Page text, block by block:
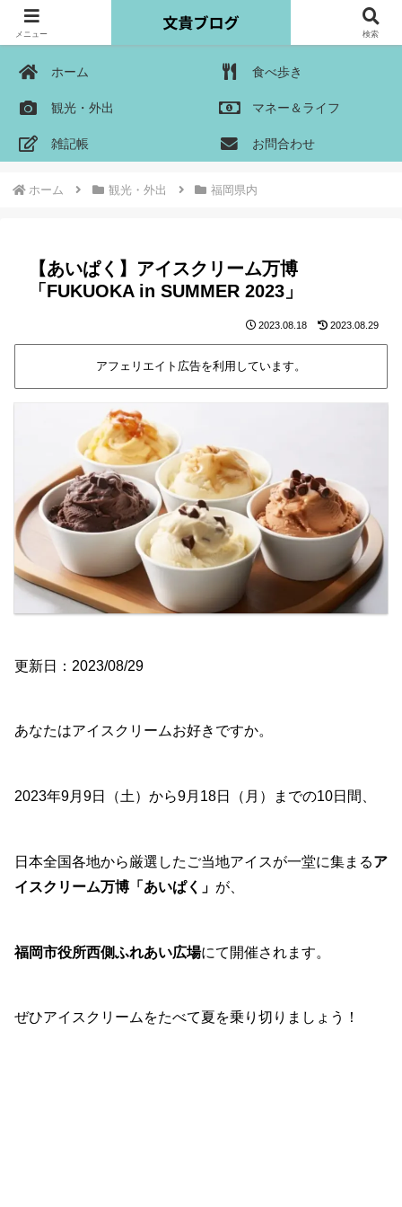
ホーム 食べ歩き
観光・外出 マネー＆ライフ
雑記帳 お問合わせ
ホーム 観光・外出 福岡県内
【あいぱく】アイスクリーム万博
「FUKUOKA in SUMMER 2023」
2023.08.18 2023.08.29
アフェリエイト広告を利用しています。
更新日：2023/08/29
あなたはアイスクリームお好きですか。
2023年9月9日（土）から9月18日（月）までの10日間、
日本全国各地から厳選したご当地アイスが一堂に集まるア
イスクリーム万博「あいぱく」 が、
福岡市役所西側ふれあい広場にて開催されます。
ぜひアイスクリームをたべて夏を乗り切りましょう！
メニュー 検索